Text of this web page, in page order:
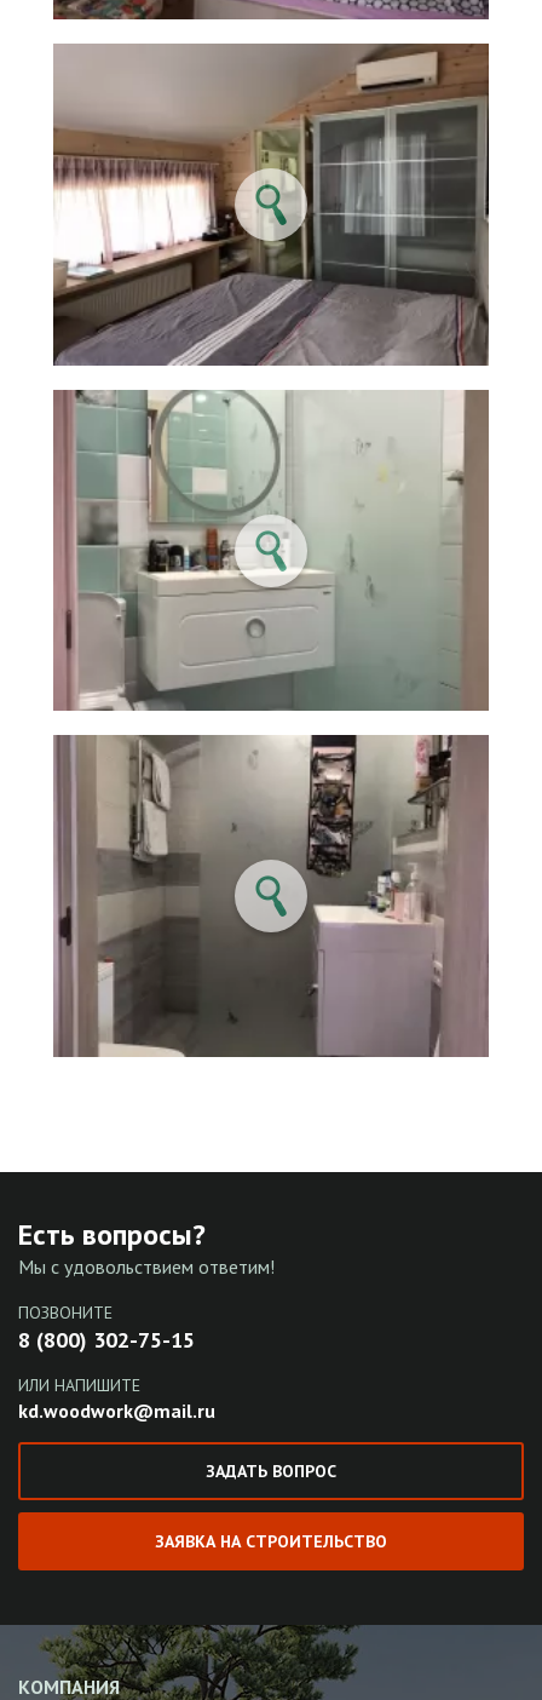
Есть вопросы?
Мы с удовольствием ответим!
ПОЗВОНИТЕ
8 (800) 302-75-15
ИЛИ НАПИШИТЕ
kd.woodwork@mail.ru
ЗАДАТЬ ВОПРОС
ЗАЯВКА НА СТРОИТЕЛЬСТВО
КОМПАНИЯ